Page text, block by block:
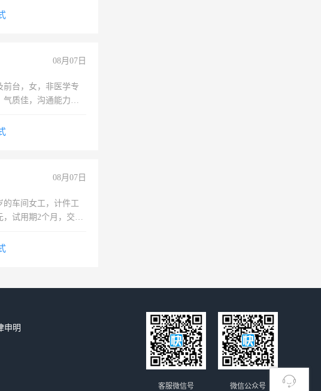
08月07日
前台，女，非医学专
气质佳，沟通能力
08月07日
的车间女工，计件工
，试用期2个月，交五
申明
微信公众号
客服微信号